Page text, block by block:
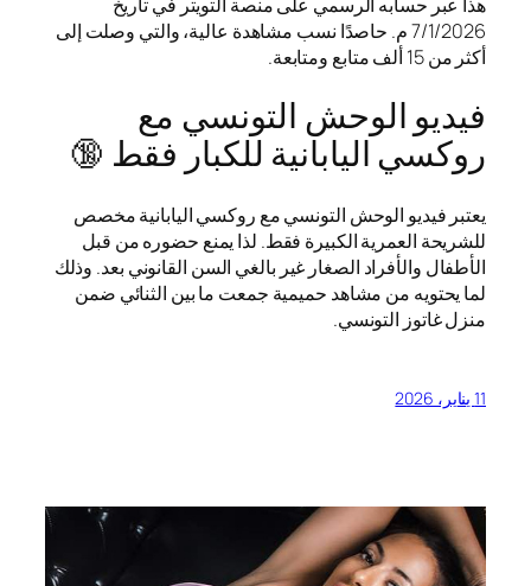
7/1/2026 م. حاصدًا نسب مشاهدة عالية، والتي وصلت إلى
أكثر من 15 ألف متابع ومتابعة.
فيديو الوحش التونسي مع
روكسي اليابانية للكبار فقط 🔞
يعتبر فيديو الوحش التونسي مع روكسي اليابانية مخصص
للشريحة العمرية الكبيرة فقط. لذا يمنع حضوره من قبل
الأطفال والأفراد الصغار غير بالغي السن القانوني بعد. وذلك
لما يحتويه من مشاهد حميمية جمعت ما بين الثنائي ضمن
منزل غاتوز التونسي.
11 يناير، 2026